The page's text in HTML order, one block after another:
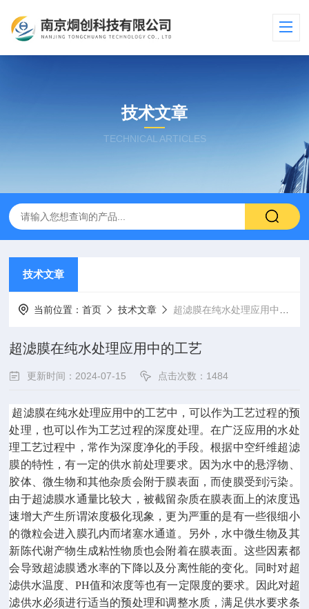
技术文章
TECHNICAL ARTICLES
技术文章
当前位置：首页 技术文章 超滤膜在纯水处理应用中的工艺
超滤膜在纯水处理应用中的工艺
更新时间：2024-07-15 点击次数：1484
超滤膜在纯水处理应用中的工艺中，可以作为工艺过程的预
处理，也可以作为工艺过程的深度处理。在广泛应用的水处
理工艺过程中，常作为深度净化的手段。根据中空纤维超滤
膜的特性，有一定的供水前处理要求。因为水中的悬浮物、
胶体、微生物和其他杂质会附于膜表面，而使膜受到污染。
由于超滤膜水通量比较大，被截留杂质在膜表面上的浓度迅
速增大产生所谓浓度极化现象，更为严重的是有一些很细小
的微粒会进入膜孔内而堵塞水通道。另外，水中微生物及其
新陈代谢产物生成粘性物质也会附着在膜表面。这些因素都
会导致超滤膜透水率的下降以及分离性能的变化。同时对超
滤供水温度、PH值和浓度等也有一定限度的要求。因此对超
滤供水必须进行适当的预处理和调整水质，满足供水要求条